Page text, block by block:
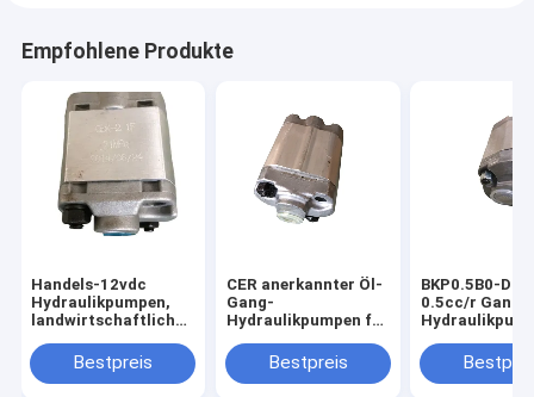
Empfohlene Produkte
Handels-12vdc
Hydraulikpumpen,
landwirtschaftliche
hydraulisch
Bestpreis
CER anerkannter Öl-
Gang-
Hydraulikpumpen für
Versorgungsbaugruppe
160-270 Max
Bestpreis
BKP0.5B0-D-
0.5cc/r Gang
Power Pack